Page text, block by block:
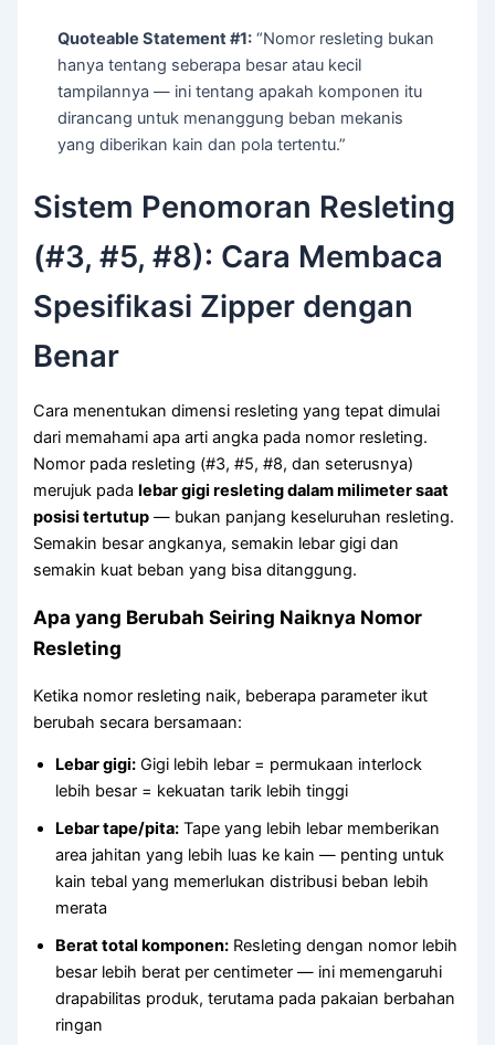
Quoteable Statement #1: “Nomor resleting bukan
hanya tentang seberapa besar atau kecil
tampilannya — ini tentang apakah komponen itu
dirancang untuk menanggung beban mekanis
yang diberikan kain dan pola tertentu.”
Sistem Penomoran Resleting
(#3, #5, #8): Cara Membaca
Spesifikasi Zipper dengan
Benar
Cara menentukan dimensi resleting yang tepat dimulai
dari memahami apa arti angka pada nomor resleting.
Nomor pada resleting (#3, #5, #8, dan seterusnya)
merujuk padalebar gigi resleting dalam milimeter saat
posisi tertutup — bukan panjang keseluruhan resleting.
Semakin besar angkanya, semakin lebar gigi dan
semakin kuat beban yang bisa ditanggung.
Apa yang Berubah Seiring Naiknya Nomor
Resleting
Ketika nomor resleting naik, beberapa parameter ikut
berubah secara bersamaan:
Lebar gigi: Gigi lebih lebar = permukaan interlock
lebih besar = kekuatan tarik lebih tinggi
Lebar tape/pita: Tape yang lebih lebar memberikan
area jahitan yang lebih luas ke kain — penting untuk
kain tebal yang memerlukan distribusi beban lebih
merata
Berat total komponen: Resleting dengan nomor lebih
besar lebih berat per centimeter — ini memengaruhi
drapabilitas produk, terutama pada pakaian berbahan
ringan